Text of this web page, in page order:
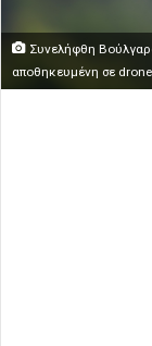
Συνελήφθη
αποθηκευμένη σε